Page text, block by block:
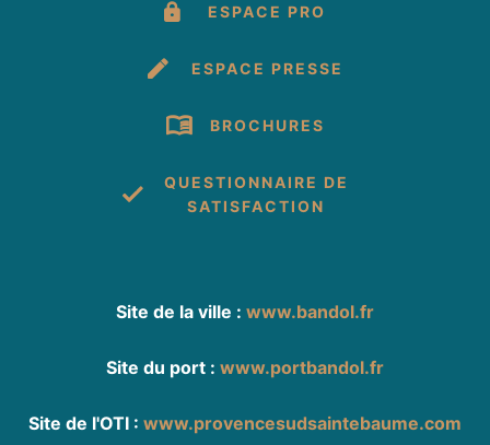
ESPACE PRO
ESPACE PRESSE
BROCHURES
QUESTIONNAIRE DE
SATISFACTION
Site de la ville : www.bandol.fr
Site du port : www.portbandol.fr
Site de l'OTI : www.provencesudsaintebaume.com